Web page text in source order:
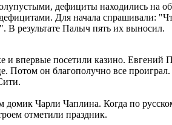
дефициты находились на
Для начала спрашивали:
В результате Палыч пять их выносил.
посетили казино. Евгений
Потом он благополучно все
Чарли Чаплина. Когда по
отметили праздник.